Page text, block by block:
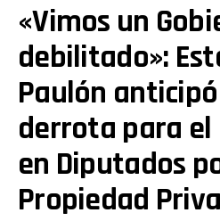
«Vimos un
debilitado»:
Paulón
derrota para
en Diputados
Propiedad